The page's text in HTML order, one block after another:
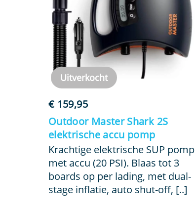
Uitverkocht
€159,95
Outdoor Master Shark 2S
elektrische accu pomp
Krachtige elektrische SUP pomp
met accu (20 PSI). Blaas tot 3
boards op per lading, met dual-
stage inflatie, auto shut-off, [..]